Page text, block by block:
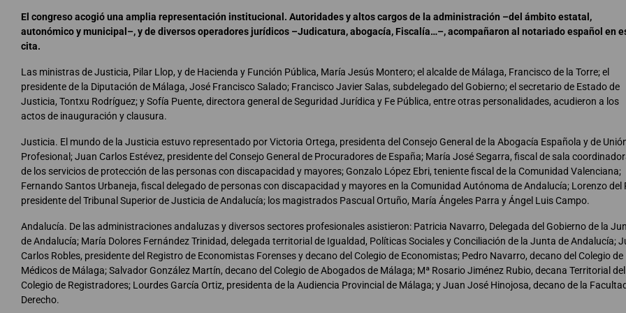
El congreso acogió una amplia representación institucional. Autoridades y altos cargos de la administración –del ámbito estatal,
autonómico y municipal–, y de diversos operadores jurídicos –Judicatura, abogacía, Fiscalía…–, acompañaron al notariado español en
cita.
Las ministras de Justicia, Pilar Llop, y de Hacienda y Función Pública, María Jesús Montero; el alcalde de Málaga, Francisco de la Torre; el
presidente de la Diputación de Málaga, José Francisco Salado; Francisco Javier Salas, subdelegado del Gobierno; el secretario de Estado de
Justicia, Tontxu Rodríguez; y Sofía Puente, directora general de Seguridad Jurídica y Fe Pública, entre otras personalidades, acudieron a los
actos de inauguración y clausura.
Justicia. El mundo de la Justicia estuvo representado por Victoria Ortega, presidenta del Consejo General de la Abogacía Española y de
Profesional; Juan Carlos Estévez, presidente del Consejo General de Procuradores de España; María José Segarra, fiscal de sala
de los servicios de protección de las personas con discapacidad y mayores; Gonzalo López Ebri, teniente fiscal de la Comunidad Valenciana;
Fernando Santos Urbaneja, fiscal delegado de personas con discapacidad y mayores en la Comunidad Autónoma de Andalucía; Lorenzo del
presidente del Tribunal Superior de Justicia de Andalucía; los magistrados Pascual Ortuño, María Ángeles Parra y Ángel Luis Campo.
Andalucía. De las administraciones andaluzas y diversos sectores profesionales asistieron: Patricia Navarro, Delegada del Gobierno de la
de Andalucía; María Dolores Fernández Trinidad, delegada territorial de Igualdad, Políticas Sociales y Conciliación de la Junta de Andalucía;
Carlos Robles, presidente del Registro de Economistas Forenses y decano del Colegio de Economistas; Pedro Navarro, decano del Colegio de
Médicos de Málaga; Salvador González Martín, decano del Colegio de Abogados de Málaga; Mª Rosario Jiménez Rubio, decana Territorial del
Colegio de Registradores; Lourdes García Ortiz, presidenta de la Audiencia Provincial de Málaga; y Juan José Hinojosa, decano de la
Derecho.